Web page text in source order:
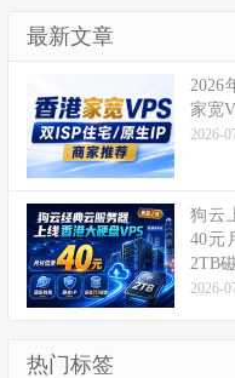
最新文章
2026
家宽
2026-
狗云
40元
2TB
2026-
热门标签